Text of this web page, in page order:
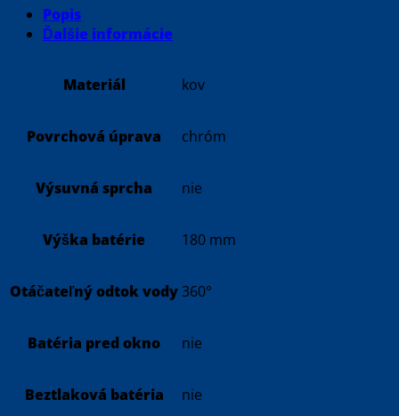
Popis
Ďalšie informácie
Materiál kov
Povrchová úprava chróm
Výsuvná sprcha nie
Výška batérie 180 mm
Otáčateľný odtok vody360°
Batéria pred okno nie
Beztlaková batéria nie